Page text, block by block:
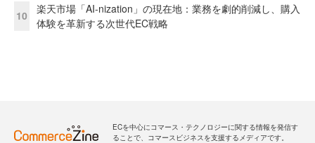
10
楽天市場「AI-nization」の現在地：業務を劇的削減し、購入
体験を革新する次世代EC戦略
ECを中心にコマース・テクノロジーに関する情報を発信す
ることで、コマースビジネスを支援するメディアです。